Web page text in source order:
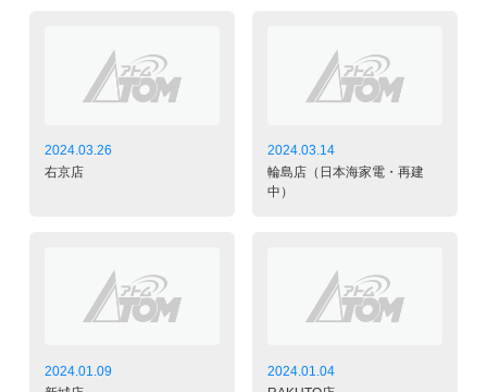
2024.03.26
右京店
2024.03.14
輪島店（日本海家電・再建
中）
2024.01.09
2024.01.04